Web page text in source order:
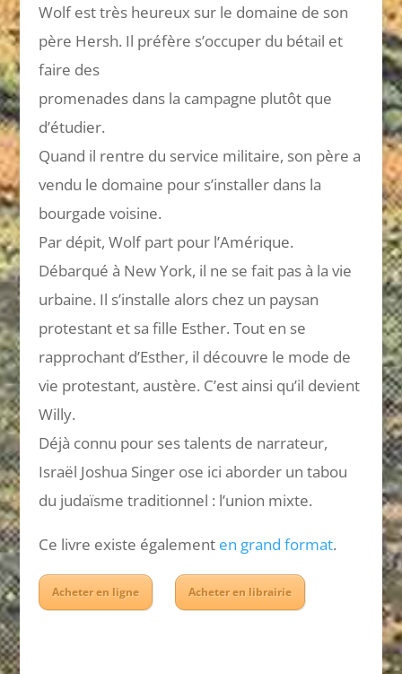
Wolf est très heureux sur le domaine de son
père Hersh. Il préfère s’occuper du bétail et
faire des
promenades dans la campagne plutôt que
d’étudier.
Quand il rentre du service militaire, son père a
vendu le domaine pour s’installer dans la
bourgade voisine.
Par dépit, Wolf part pour l’Amérique.
Débarqué à New York, il ne se fait pas à la vie
urbaine. Il s’installe alors chez un paysan
protestant et sa fille Esther. Tout en se
rapprochant d’Esther, il découvre le mode de
vie protestant, austère. C’est ainsi qu’il devient
Willy.
Déjà connu pour ses talents de narrateur,
Israël Joshua Singer ose ici aborder un tabou
du judaïsme traditionnel : l’union mixte.
Ce livre existe également en grand format.
Acheter en ligne Acheter en librairie